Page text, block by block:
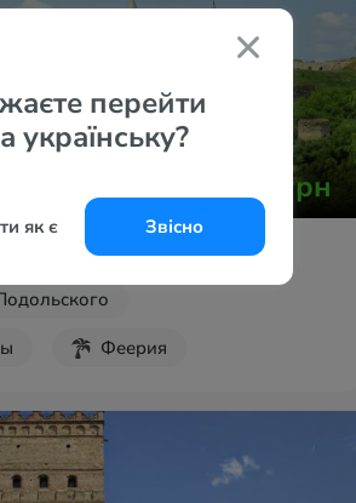
грн
Бакота: золота осінь
Феерия
перейти
українську?
як є Звісно